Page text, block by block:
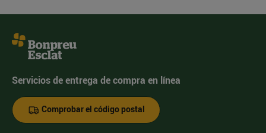
Servicios de entrega de compra en línea
Comprobar el código postal